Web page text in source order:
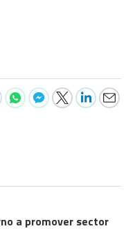
a promover sector